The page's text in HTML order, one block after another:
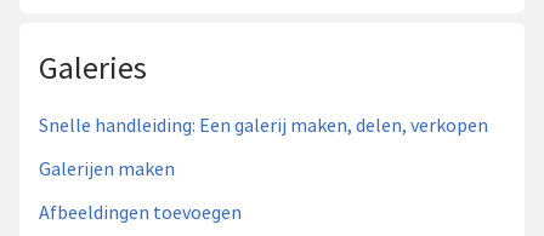
Galeries
Snelle handleiding: Een galerij maken, delen, verkopen
Galerijen maken
Afbeeldingen toevoegen